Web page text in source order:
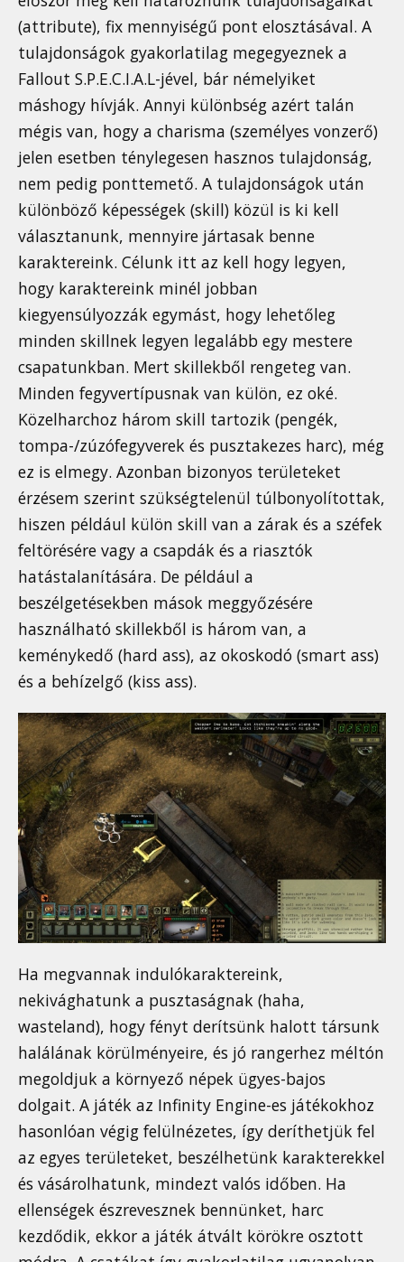
(attribute), fix mennyiségű pont elosztásával. A
tulajdonságok gyakorlatilag megegyeznek a
Fallout S.P.E.C.I.A.L-jével, bár némelyiket
máshogy hívják. Annyi különbség azért talán
mégis van, hogy a charisma (személyes vonzerő)
jelen esetben ténylegesen hasznos tulajdonság,
nem pedig ponttemető. A tulajdonságok után
különböző képességek (skill) közül is ki kell
választanunk, mennyire jártasak benne
karaktereink. Célunk itt az kell hogy legyen,
hogy karaktereink minél jobban
kiegyensúlyozzák egymást, hogy lehetőleg
minden skillnek legyen legalább egy mestere
csapatunkban. Mert skillekből rengeteg van.
Minden fegyvertípusnak van külön, ez oké.
Közelharchoz három skill tartozik (pengék,
tompa-/zúzófegyverek és pusztakezes harc), még
ez is elmegy. Azonban bizonyos területeket
érzésem szerint szükségtelenül túlbonyolítottak,
hiszen például külön skill van a zárak és a széfek
feltörésére vagy a csapdák és a riasztók
hatástalanítására. De például a
beszélgetésekben mások meggyőzésére
használható skillekből is három van, a
keménykedő (hard ass), az okoskodó (smart ass)
és a behízelgő (kiss ass).
Ha megvannak indulókaraktereink,
nekivághatunk a pusztaságnak (haha,
wasteland), hogy fényt derítsünk halott társunk
halálának körülményeire, és jó rangerhez méltón
megoldjuk a környező népek ügyes-bajos
dolgait. A játék az Infinity Engine-es játékokhoz
hasonlóan végig felülnézetes, így deríthetjük fel
az egyes területeket, beszélhetünk karakterekkel
és vásárolhatunk, mindezt valós időben. Ha
ellenségek észrevesznek bennünket, harc
kezdődik, ekkor a játék átvált körökre osztott